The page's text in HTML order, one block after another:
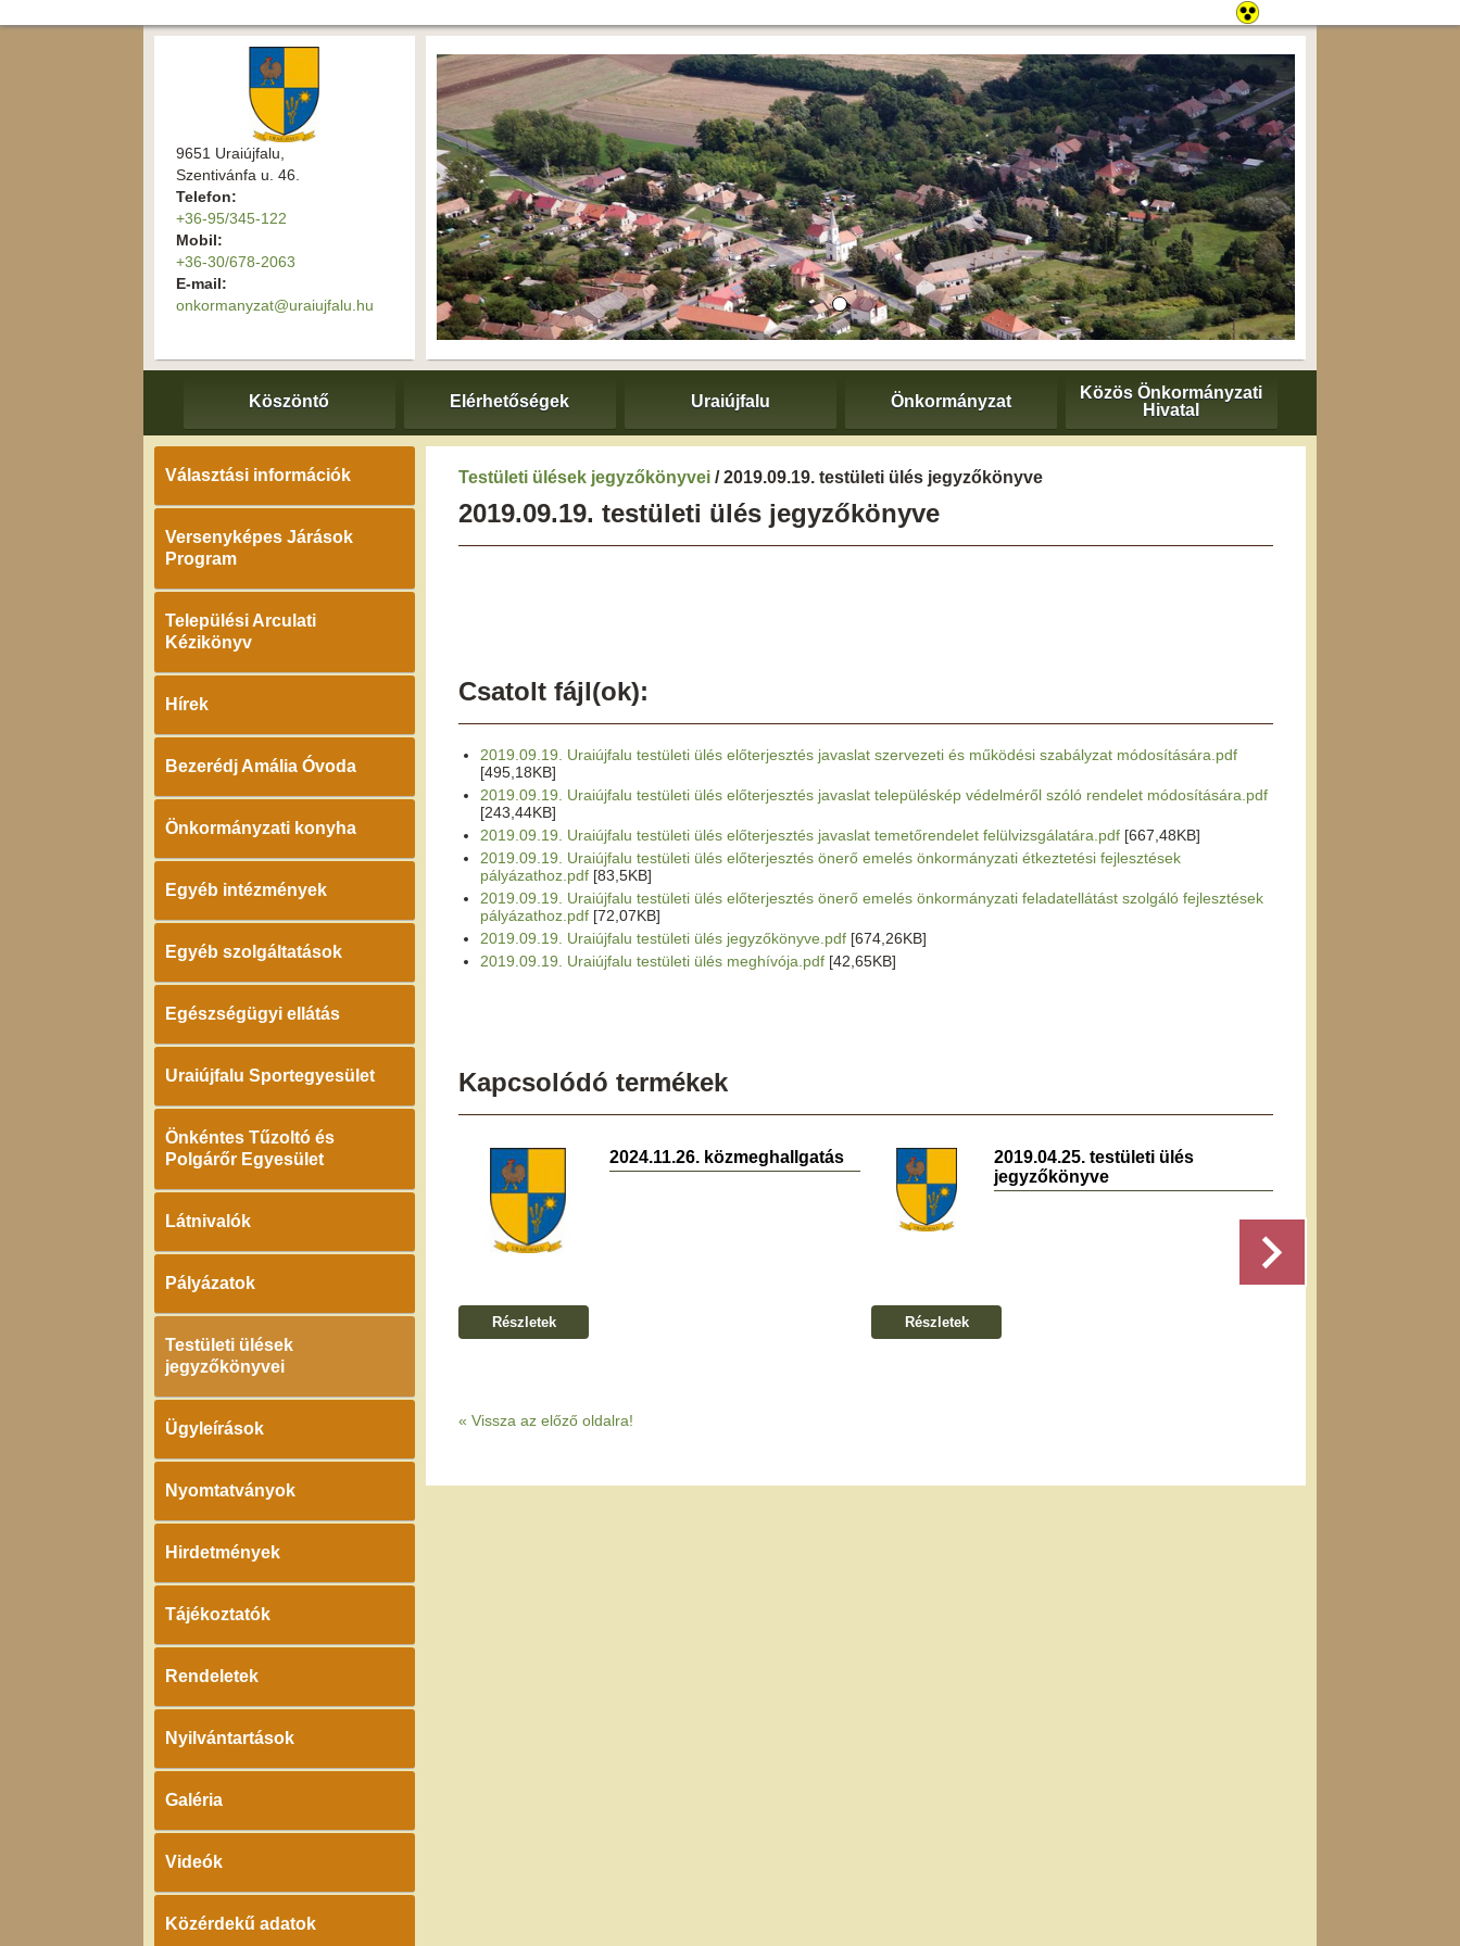
9651 Uraiújfalu,
Szentivánfa u. 46.
Telefon:
+36-95/345-122
Mobil:
+36-30/678-2063
E-mail:
onkormanyzat@uraiujfalu.hu
Köszöntő Elérhetőségek Uraiújfalu Önkormányzat
Közös Önkormányzati
Hivatal
Választási információk
Versenyképes Járások
Program
Települési Arculati
Kézikönyv
Hírek
Bezerédj Amália Óvoda
Önkormányzati konyha
Egyéb intézmények
Egyéb szolgáltatások
Egészségügyi ellátás
Uraiújfalu Sportegyesület
Önkéntes Tűzoltó és
Polgárőr Egyesület
Látnivalók
Pályázatok
Testületi ülések
jegyzőkönyvei
Ügyleírások
Nyomtatványok
Hirdetmények
Tájékoztatók
Rendeletek
Nyilvántartások
Galéria
Videók
Közérdekű adatok
Testületi ülések jegyzőkönyvei / 2019.09.19. testületi ülés jegyzőkönyve
2019.09.19. testületi ülés jegyzőkönyve
Csatolt fájl(ok):
2019.09.19. Uraiújfalu testületi ülés előterjesztés javaslat szervezeti és működési szabályzat módosítására.pdf
[495,18KB]
2019.09.19. Uraiújfalu testületi ülés előterjesztés javaslat településkép védelméről szóló rendelet módosítására.pdf
[243,44KB]
2019.09.19. Uraiújfalu testületi ülés előterjesztés javaslat temetőrendelet felülvizsgálatára.pdf [667,48KB]
2019.09.19. Uraiújfalu testületi ülés előterjesztés önerő emelés önkormányzati étkeztetési fejlesztések
pályázathoz.pdf [83,5KB]
2019.09.19. Uraiújfalu testületi ülés előterjesztés önerő emelés önkormányzati feladatellátást szolgáló fejlesztések
pályázathoz.pdf [72,07KB]
2019.09.19. Uraiújfalu testületi ülés jegyzőkönyve.pdf [674,26KB]
2019.09.19. Uraiújfalu testületi ülés meghívója.pdf [42,65KB]
Kapcsolódó termékek
2024.11.26. közmeghallgatás
Részletek
2019.04.25. testületi ülés
jegyzőkönyve
Részletek
« Vissza az előző oldalra!